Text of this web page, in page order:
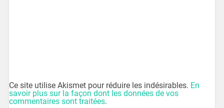
Ce site utilise Akismet pour réduire les indésirables. En
savoir plus sur la façon dont les données de vos
commentaires sont traitées.